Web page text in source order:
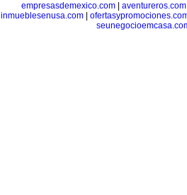
empresasdemexico.com| aventureros.com
inmueblesenusa.com|